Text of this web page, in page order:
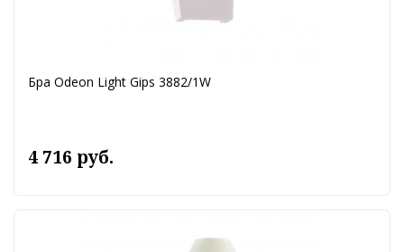
Бра Odeon Light Gips 3882/1W
4 716 руб.